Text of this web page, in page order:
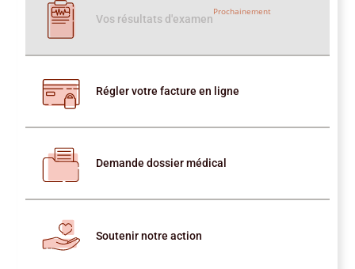
Vos résultats d'examen
Prochainement
Régler votre facture en ligne
Demande dossier médical
Soutenir notre action